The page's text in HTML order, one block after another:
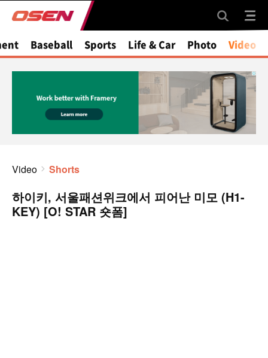
Baseball Sports Life & Car Photo Video
Video Shorts
하이키, 서울패션위크에서 피어난 미모 (H1-
KEY) [O! STAR 숏폼]